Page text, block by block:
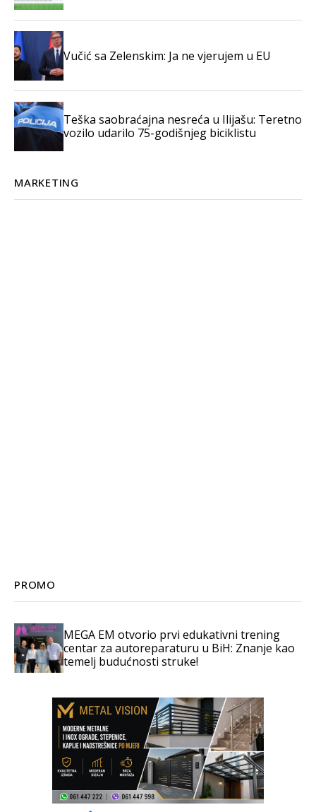
Vučić sa Zelenskim: Ja ne vjerujem u EU
Teška saobraćajna nesreća u Ilijašu: Teretno
vozilo udarilo 75-godišnjeg biciklistu
MARKETING
PROMO
MEGA EM otvorio prvi edukativni trening
centar za autoreparaturu u BiH: Znanje kao
temelj budućnosti struke!